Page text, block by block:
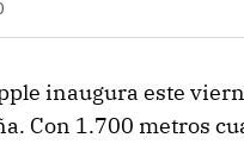
inaugura este
Con 1.700 metros